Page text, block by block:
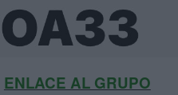
ENLACE AL GRUPO